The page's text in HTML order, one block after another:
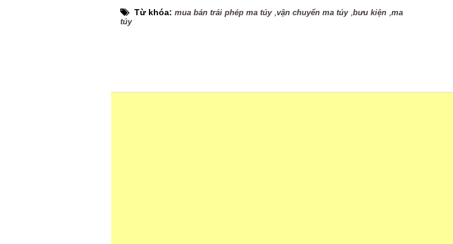
Từ khóa: mua bán trái phép ma túy, vận chuyển ma túy, bưu kiện ma
túy